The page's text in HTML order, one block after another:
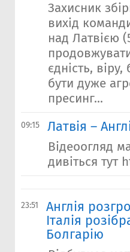
Захисник
вихід
над Латвією
єдність,
бути дуже
пресинг...
09:15 Латвія –
Відеоогляд
дивіться
23:51
Англія
Італія
Болгарію